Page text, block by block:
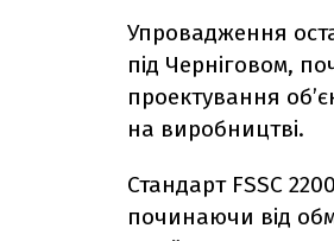
Упровадження
під Черніговом,
проектування
на виробництві.
Стандарт FSSC
починаючи від